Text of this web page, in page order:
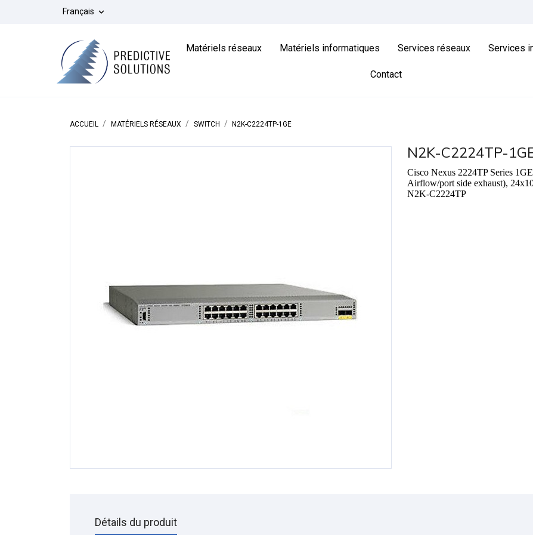
Français 
Matériels réseaux Matériels informatiques Services réseaux Services
Contact
ACCUEIL MATÉRIELS RÉSEAUX SWITCH N2K-C2224TP-1GE
N2K-C2224TP-
Cisco Nexus 2224TP Series
Airflow/port side exhaust),
N2K-C2224TP
Détails du produit